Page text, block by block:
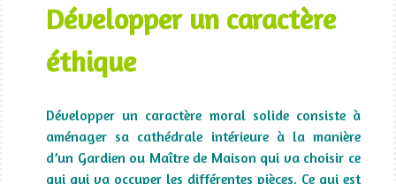
Développer un caractère
éthique
Développer un caractère moral solide consiste à
aménager sa cathédrale intérieure à la manière
d’un Gardien ou Maître de Maison qui va choisir ce
qui qui va occuper les différentes pièces. Ce qui est